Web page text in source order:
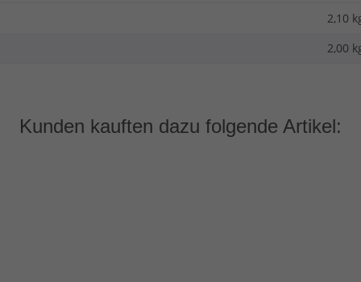
2,10
2,00
Kunden kauften dazu folgende Artikel: